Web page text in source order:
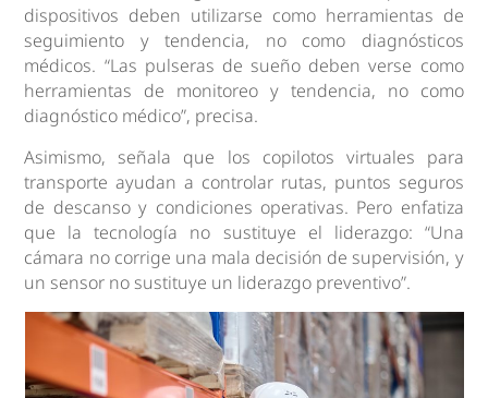
dispositivos deben utilizarse como herramientas de
seguimiento y tendencia, no como diagnósticos
médicos. “Las pulseras de sueño deben verse como
herramientas de monitoreo y tendencia, no como
diagnóstico médico”, precisa.
Asimismo, señala que los copilotos virtuales para
transporte ayudan a controlar rutas, puntos seguros
de descanso y condiciones operativas. Pero enfatiza
que la tecnología no sustituye el liderazgo: “Una
cámara no corrige una mala decisión de supervisión, y
un sensor no sustituye un liderazgo preventivo”.